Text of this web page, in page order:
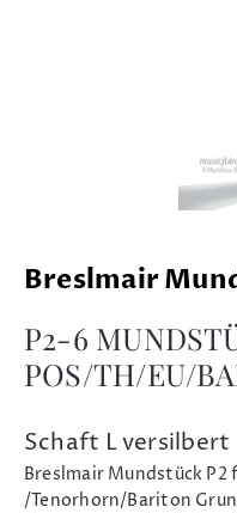
Breslmair
P2-6
POS/TH/EU/
Schaft L versilbert
Breslmair Mundstück P2
/Tenorhorn/Bariton